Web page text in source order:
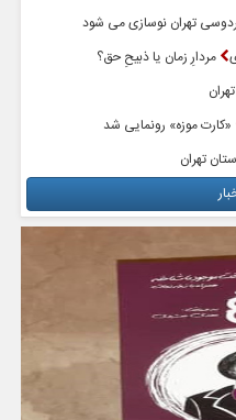
تهران نوسازی می شود
مردارِ زمان یا ذبیحِ حق؟
«کارت موزه» رونمایی شد